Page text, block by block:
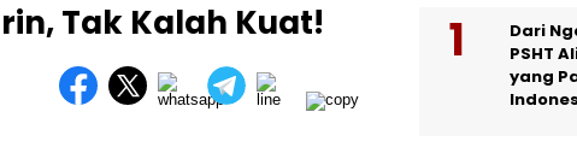
Tak Kalah Kuat!
Dari
PSHT
yang